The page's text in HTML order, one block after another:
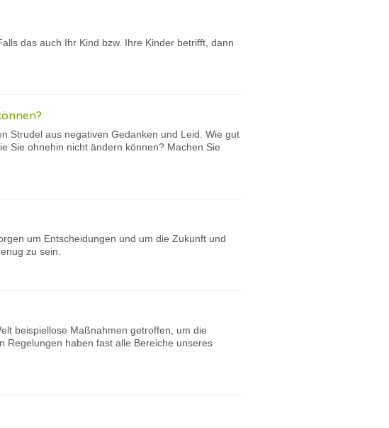
das auch Ihr Kind bzw. Ihre Kinder betrifft, dann
Strudel aus negativen Gedanken und Leid. Wie gut
Sie ohnehin nicht ändern können? Machen Sie
um Entscheidungen und um die Zukunft und
zu sein.
beispiellose Maßnahmen getroffen, um die
Regelungen haben fast alle Bereiche unseres